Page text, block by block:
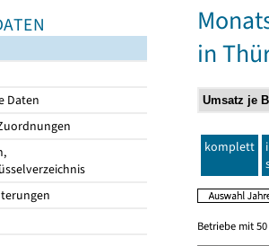
Daten
in
komplett
Betriebe mit